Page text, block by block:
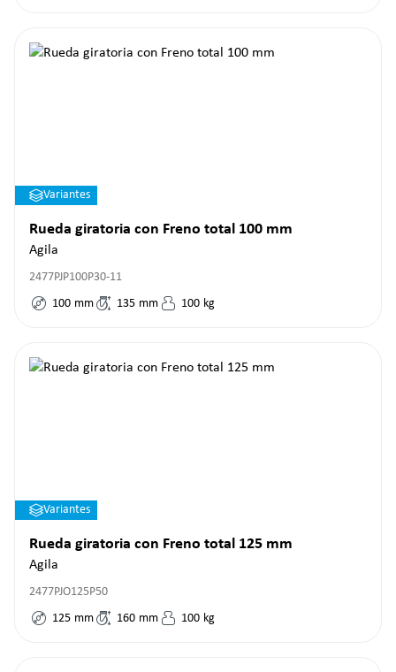
Variantes
Rueda giratoria con Freno total 100 mm
Agila
2477PJP100P30-11
100 mm 135 mm 100 kg
Variantes
Rueda giratoria con Freno total 125 mm
Agila
2477PJO125P50
125 mm 160 mm 100 kg